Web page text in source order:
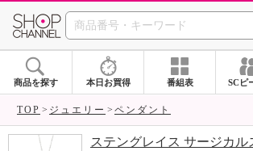
SHOP
商品を探す 本日お買得 番組表 SCピ
TOP ジュエリー ペンダント
ステングレイス サージカル